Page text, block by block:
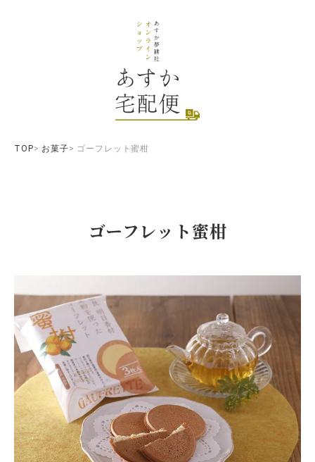
TOP お菓子 ゴーフレット蜜柑
ゴーフレット蜜柑